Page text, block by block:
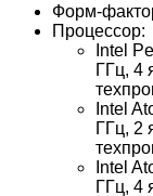
Форм-
Процессор:
Intel
ГГц, 4
Intel
ГГц, 2
Intel
ГГц, 4